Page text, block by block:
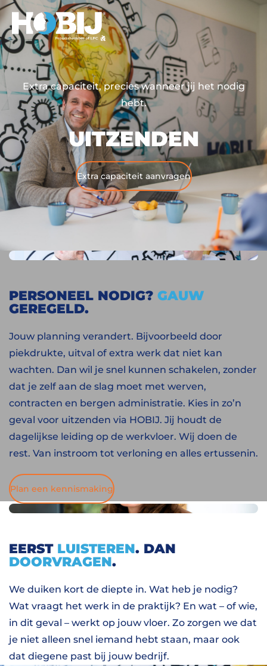
Extra capaciteit, precies wanneer jij het nodig
hebt.
UITZENDEN
Extra capaciteit aanvragen
PERSONEEL NODIG? GAUW
GEREGELD.
Jouw planning verandert. Bijvoorbeeld door
piekdrukte, uitval of extra werk dat niet kan
wachten. Dan wil je snel kunnen schakelen, zonder
dat je zelf aan de slag moet met werven,
contracten en bergen administratie. Kies in zo’n
geval voor uitzenden via HOBIJ. Jij houdt de
dagelijkse leiding op de werkvloer. Wij doen de
rest. Van instroom tot verloning en alles ertussenin.
Plan een kennismaking
EERST LUISTEREN. DAN
DOORVRAGEN.
We duiken kort de diepte in. Wat heb je nodig?
Wat vraagt het werk in de praktijk? En wat – of wie,
in dit geval – werkt op jouw vloer. Zo zorgen we dat
je niet alleen snel iemand hebt staan, maar ook
dat diegene past bij jouw bedrijf.